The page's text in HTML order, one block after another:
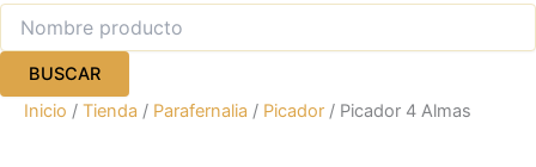
BUSCAR
Inicio / Tienda / Parafernalia / Picador / Picador 4 Almas